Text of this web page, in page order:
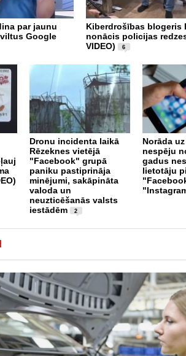
par jaunu
Google
Kiberdrošības blogeris
nonācis policijas
VIDEO)
6
Dronu incidenta laikā
Rēzeknes vietējā
"Facebook" grupā
paniku pastiprināja
minējumi, sakāpināta
valoda un
neuzticēšanās valsts
iestādēm
2
Norāda
nespēju
gadus
lietotāju